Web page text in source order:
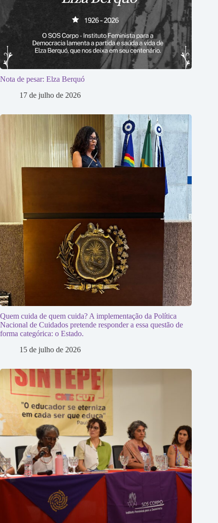
Nota de pesar: Elza Berquó
17 de julho de 2026
Quem cuida de quem cuida? A implementação da Política
Nacional de Cuidados pretende responder a essa questão de
forma categórica: o Estado.
15 de julho de 2026